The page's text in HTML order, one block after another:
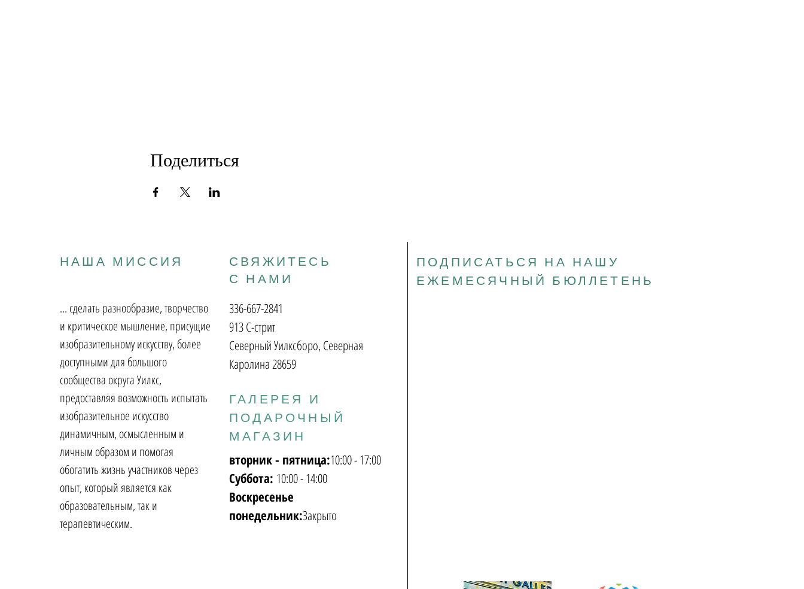
Поделиться
НАША МИССИЯ
... сделать разнообразие, творчество
и критическое мышление, присущие
изобразительному искусству, более
доступными для большого
сообщества округа Уилкс,
предоставляя возможность испытать
изобразительное искусство
динамичным, осмысленным и
личным образом и помогая
обогатить жизнь участников через
опыт, который является как
образовательным, так и
терапевтическим.
СВЯЖИТЕСЬ
С НАМИ
ПОДПИСАТЬСЯ НА НАШУ
ЕЖЕМЕСЯЧНЫЙ БЮЛЛЕТЕНЬ
336-667-2841
913 С-стрит
Северный Уилксборо, Северная
Каролина 28659
ГАЛЕРЕЯ И
ПОДАРОЧНЫЙ
МАГАЗИН
вторник - пятница:10:00 - 17:00
Суббота: 10:00 - 14:00
Воскресенье
понедельник:Закрыто